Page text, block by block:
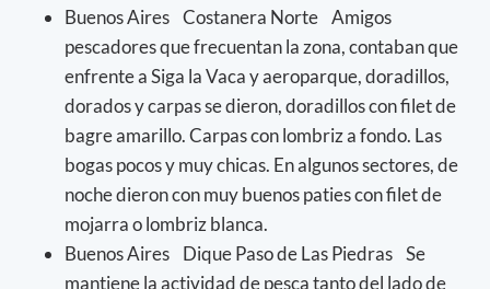
Buenos Aires Costanera Norte Amigos
pescadores que frecuentan la zona, contaban que
enfrente a Siga la Vaca y aeroparque, doradillos,
dorados y carpas se dieron, doradillos con filet de
bagre amarillo. Carpas con lombriz a fondo. Las
bogas pocos y muy chicas. En algunos sectores, de
noche dieron con muy buenos paties con filet de
mojarra o lombriz blanca.
Buenos Aires Dique Paso de Las Piedras Se
mantiene la actividad de pesca tanto del lado de